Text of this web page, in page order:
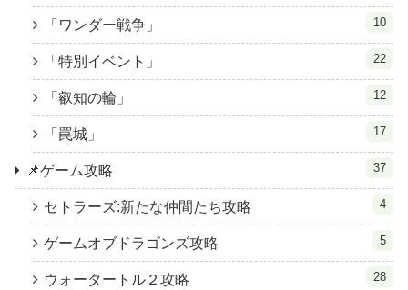
「ワンダー戦争」 10
「特別イベント」 22
「叡知の輪」 12
「罠城」 17
📌ゲーム攻略 37
セトラーズ:新たな仲間たち攻略 4
ゲームオブドラゴンズ攻略 5
ウォータートル２攻略 28